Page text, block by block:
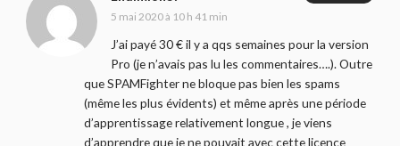
5 mai 2020 à 10 h 41 min
J’ai payé 30 € il y a qqs semaines pour la version
Pro (je n’avais pas lu les commentaires….). Outre
que SPAMFighter ne bloque pas bien les spams
(même les plus évidents) et même après une période
d’apprentissage relativement longue , je viens
d’apprendre que je ne pouvait avec cette licence